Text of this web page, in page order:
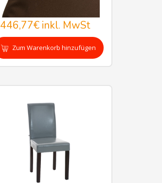
446,77€ inkl. MwSt
Zum Warenkorb hinzufügen